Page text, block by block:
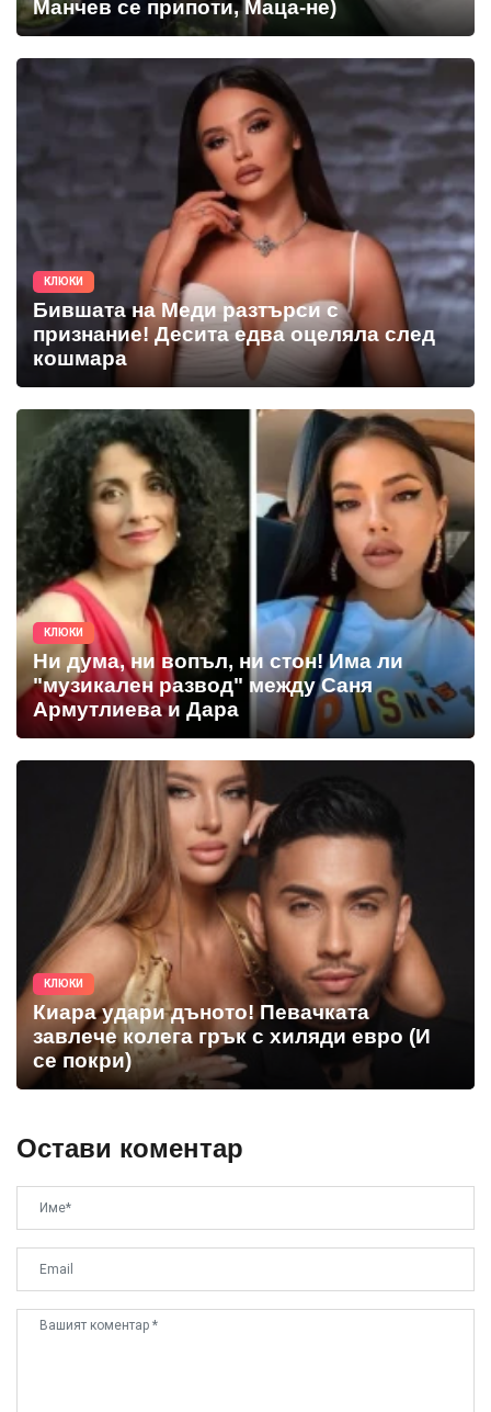
Манчев се припоти, Маца-не)
КЛЮКИ
Бившата на Меди разтърси с
признание! Десита едва оцеляла след
кошмара
КЛЮКИ
Ни дума, ни вопъл, ни стон! Има ли
"музикален развод" между Саня
Армутлиева и Дара
КЛЮКИ
Киара удари дъното! Певачката
завлече колега грък с хиляди евро (И
се покри)
Остави коментар